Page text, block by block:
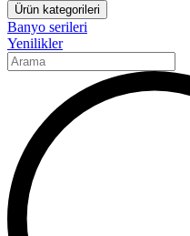
Ürün kategorileri
Banyo serileri
Yenilikler